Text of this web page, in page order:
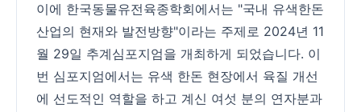
이에 한국동물유전육종학회에서는 "국내 유색한돈
산업의 현재와 발전방향"이라는 주제로 2024년 11
월 29일 추계심포지엄을 개최하게 되었습니다. 이
번 심포지엄에서는 유색 한돈 현장에서 육질 개선
에 선도적인 역할을 하고 계신 여섯 분의 연자분과